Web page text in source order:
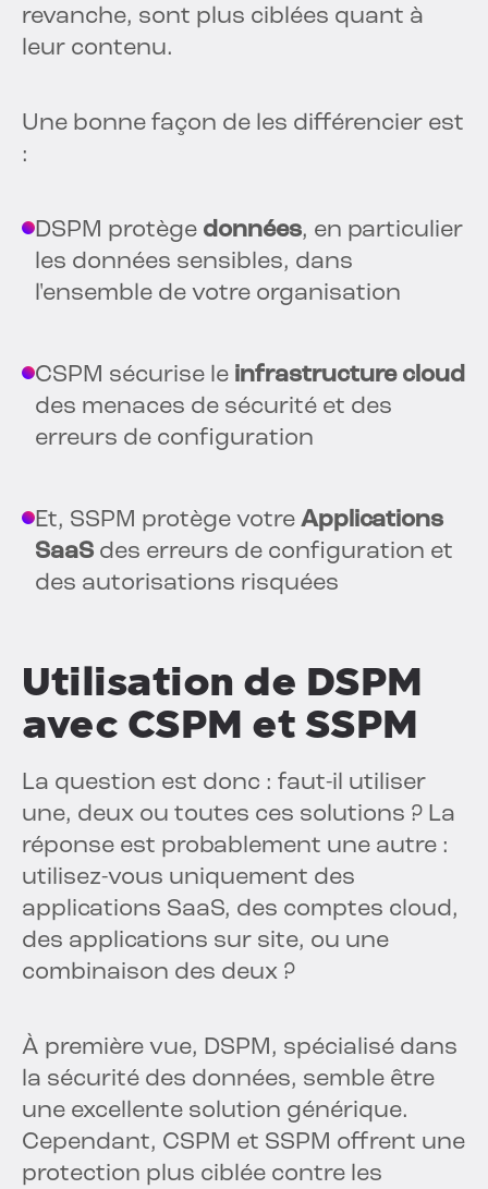
revanche, sont plus ciblées quant à
leur contenu.
Une bonne façon de les différencier est
:
DSPM protège données, en particulier
les données sensibles, dans
l'ensemble de votre organisation
CSPM sécurise le infrastructure cloud
des menaces de sécurité et des
erreurs de configuration
Et, SSPM protège votre Applications
SaaS des erreurs de configuration et
des autorisations risquées
Utilisation de DSPM
avec CSPM et SSPM
La question est donc : faut-il utiliser
une, deux ou toutes ces solutions ? La
réponse est probablement une autre :
utilisez-vous uniquement des
applications SaaS, des comptes cloud,
des applications sur site, ou une
combinaison des deux ?
À première vue, DSPM, spécialisé dans
la sécurité des données, semble être
une excellente solution générique.
Cependant, CSPM et SSPM offrent une
protection plus ciblée contre les